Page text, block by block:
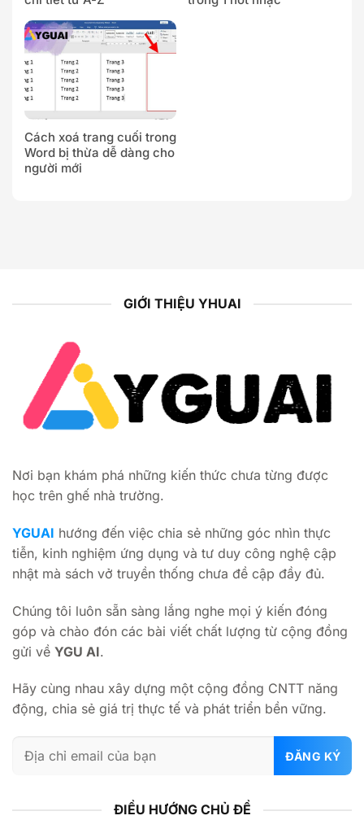
Cách xoá trang cuối trong
Word bị thừa dễ dàng cho
người mới
GIỚI THIỆU YHUAI
Nơi bạn khám phá những kiến thức chưa từng được
học trên ghế nhà trường.
YGUAI hướng đến việc chia sẻ những góc nhìn thực
tiễn, kinh nghiệm ứng dụng và tư duy công nghệ cập
nhật mà sách vở truyền thống chưa đề cập đầy đủ.
Chúng tôi luôn sẵn sàng lắng nghe mọi ý kiến đóng
góp và chào đón các bài viết chất lượng từ cộng đồng
gửi về YGU AI.
Hãy cùng nhau xây dựng một cộng đồng CNTT năng
động, chia sẻ giá trị thực tế và phát triển bền vững.
ĐIỀU HƯỚNG CHỦ ĐỀ